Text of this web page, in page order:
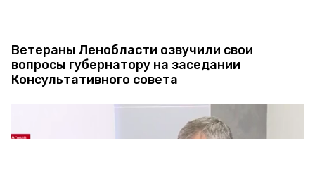
Ветераны Ленобласти озвучили свои
вопросы губернатору на заседании
Консультативного совета